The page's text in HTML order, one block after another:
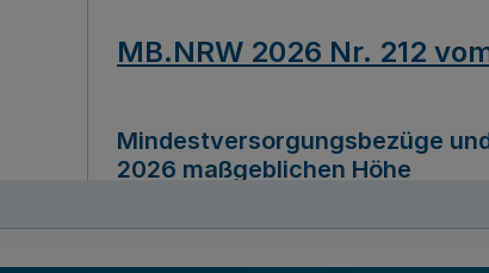
MB.NRW 2026 Nr. 212
Mindestversorgungsbezüge
2026 maßgeblichen Höhe